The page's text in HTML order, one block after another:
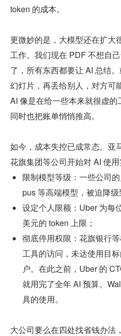
token 的成本。
更微妙的是，大模型还在扩大
工作。我们现在 PDF 不想自
了，所有东西都要让 AI 总结
幻灯片，再丢给别人，对方可
AI 像是在给一些本来就很虚的
同时也把账单悄悄推高。
如今，成本失控已成常态。亚
花旗集团等公司开始对 AI 使用
限制模型等级：一些公司
pus 等高端模型，被迫降级
设定个人限额：Uber 为每
美元的 token 上限；
彻底停用权限：花旗银行
工具的访问，未达使用目
户。在此之前，Uber 的
就用完了全年 AI 预算。
具的使用。
大公司要么在四处找省钱办法